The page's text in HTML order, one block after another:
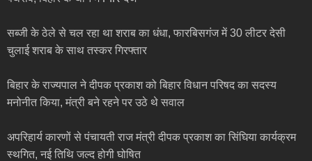
सब्जी के ठेले से चल रहा था शराब का धंधा, फारबिसगंज में 30 लीटर देसी
चुलाई शराब के साथ तस्कर गिरफ्तार
बिहार के राज्यपाल ने दीपक प्रकाश को बिहार विधान परिषद का सदस्य
मनोनीत किया, मंत्री बने रहने पर उठे थे सवाल
अपरिहार्य कारणों से पंचायती राज मंत्री दीपक प्रकाश का सिंघिया कार्यक्रम
स्थगित, नई तिथि जल्द होगी घोषित